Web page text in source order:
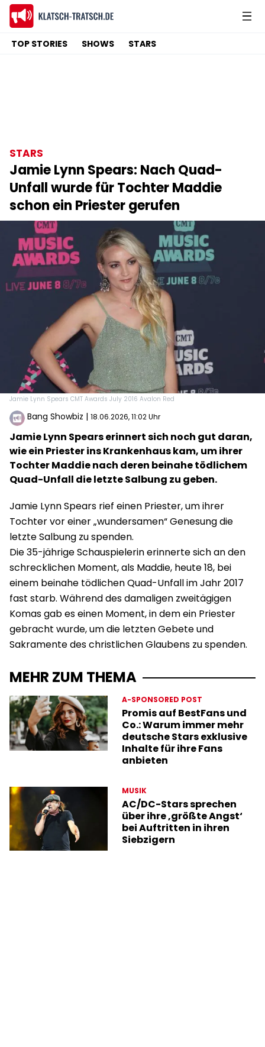
TOP STORIES SHOWS STARS
STARS
Jamie Lynn Spears: Nach Quad-
Unfall wurde für Tochter Maddie
schon ein Priester gerufen
Jamie Lynn Spears CMT Awards July 2016 Avalon Red
Bang Showbiz | 18.06.2026, 11:02 Uhr
Jamie Lynn Spears erinnert sich noch gut daran,
wie ein Priester ins Krankenhaus kam, um ihrer
Tochter Maddie nach deren beinahe tödlichem
Quad-Unfall die letzte Salbung zu geben.
Jamie Lynn Spears rief einen Priester, um ihrer
Tochter vor einer „wundersamen“ Genesung die
letzte Salbung zu spenden.
Die 35-jährige Schauspielerin erinnerte sich an den
schrecklichen Moment, als Maddie, heute 18, bei
einem beinahe tödlichen Quad-Unfall im Jahr 2017
fast starb. Während des damaligen zweitägigen
Komas gab es einen Moment, in dem ein Priester
gebracht wurde, um die letzten Gebete und
Sakramente des christlichen Glaubens zu spenden.
MEHR ZUM THEMA
A-SPONSORED POST
Promis auf BestFans und
Co.: Warum immer mehr
deutsche Stars exklusive
Inhalte für ihre Fans
anbieten
MUSIK
AC/DC-Stars sprechen
über ihre ‚größte Angst‘
bei Auftritten in ihren
Siebzigern